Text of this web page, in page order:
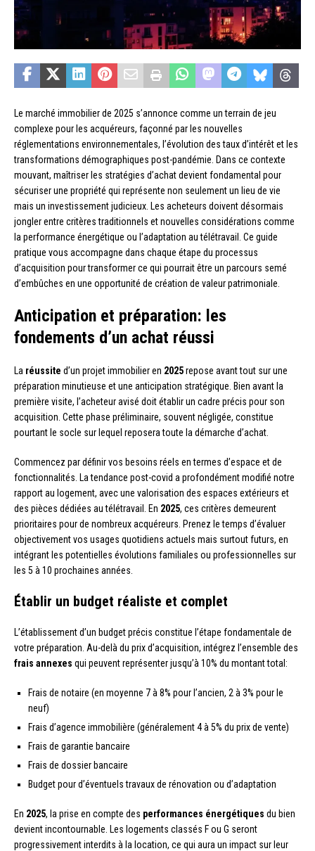
Le marché immobilier de 2025 s’annonce comme un terrain de jeu
complexe pour les acquéreurs, façonné par les nouvelles
réglementations environnementales, l’évolution des taux d’intérêt et les
transformations démographiques post-pandémie. Dans ce contexte
mouvant, maîtriser les stratégies d’achat devient fondamental pour
sécuriser une propriété qui représente non seulement un lieu de vie
mais un investissement judicieux. Les acheteurs doivent désormais
jongler entre critères traditionnels et nouvelles considérations comme
la performance énergétique ou l’adaptation au télétravail. Ce guide
pratique vous accompagne dans chaque étape du processus
d’acquisition pour transformer ce qui pourrait être un parcours semé
d’embûches en une opportunité de création de valeur patrimoniale.
Anticipation et préparation: les
fondements d’un achat réussi
La réussite d’un projet immobilier en 2025repose avant tout sur une
préparation minutieuse et une anticipation stratégique. Bien avant la
première visite, l’acheteur avisé doit établir un cadre précis pour son
acquisition. Cette phase préliminaire, souvent négligée, constitue
pourtant le socle sur lequel reposera toute la démarche d’achat.
Commencez par définir vos besoins réels en termes d’espace et de
fonctionnalités. La tendance post-covid a profondément modifié notre
rapport au logement, avec une valorisation des espaces extérieurs et
des pièces dédiées au télétravail. En 2025, ces critères demeurent
prioritaires pour de nombreux acquéreurs. Prenez le temps d’évaluer
objectivement vos usages quotidiens actuels mais surtout futurs, en
intégrant les potentielles évolutions familiales ou professionnelles sur
les 5 à 10 prochaines années.
Établir un budget réaliste et complet
L’établissement d’un budget précis constitue l’étape fondamentale de
votre préparation. Au-delà du prix d’acquisition, intégrez l’ensemble des
frais annexes qui peuvent représenter jusqu’à 10% du montant total:
Frais de notaire (en moyenne 7 à 8% pour l’ancien, 2 à 3% pour le
neuf)
Frais d’agence immobilière (généralement 4 à 5% du prix de vente)
Frais de garantie bancaire
Frais de dossier bancaire
Budget pour d’éventuels travaux de rénovation ou d’adaptation
En 2025, la prise en compte des performances énergétiques du bien
devient incontournable. Les logements classés F ou G seront
progressivement interdits à la location, ce qui aura un impact sur leur